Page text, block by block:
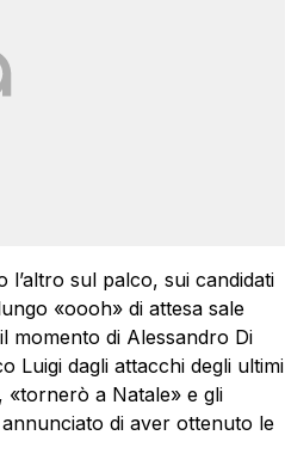
sul palco, sui candidati
«oooh» di attesa sale
momento di Alessandro Di
Luigi dagli attacchi degli ultimi
«tornerò a Natale» e gli
di aver ottenuto le